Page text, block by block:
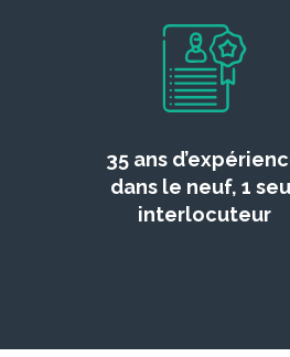
35 ans
dans le neuf, 1
interlocuteur